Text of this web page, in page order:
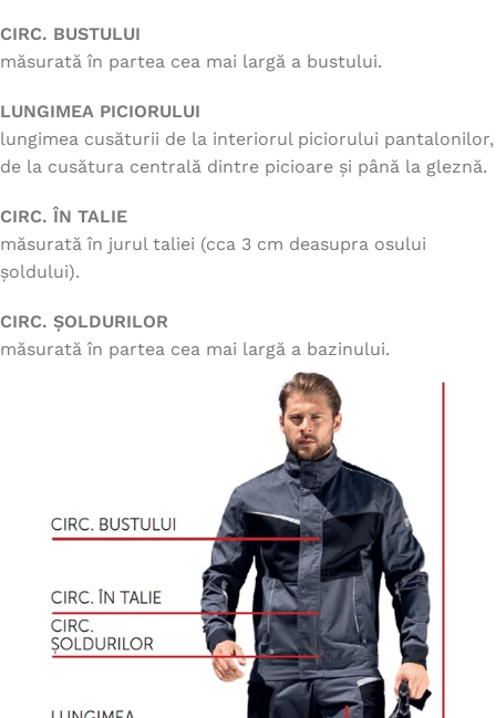
CIRC. BUSTULUI
măsurată în partea cea mai largă a bustului.
LUNGIMEA PICIORULUI
lungimea cusăturii de la interiorul piciorului pantalonilor,
de la cusătura centrală dintre picioare și până la gleznă.
CIRC. ÎN TALIE
măsurată în jurul taliei (cca 3 cm deasupra osului
șoldului).
CIRC. ȘOLDURILOR
măsurată în partea cea mai largă a bazinului.